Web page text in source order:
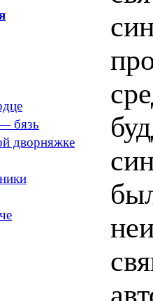
бязь
дворняжке